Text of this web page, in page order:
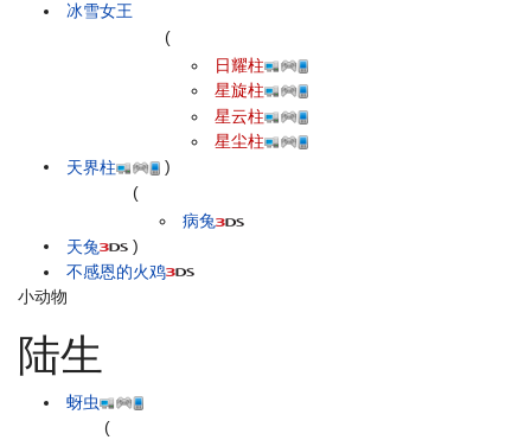
冰雪女王
天界柱
(
日耀柱
星旋柱
星云柱
星尘柱
)
天兔
(
病兔
)
不感恩的火鸡
小动物
陆生
蚜虫
(